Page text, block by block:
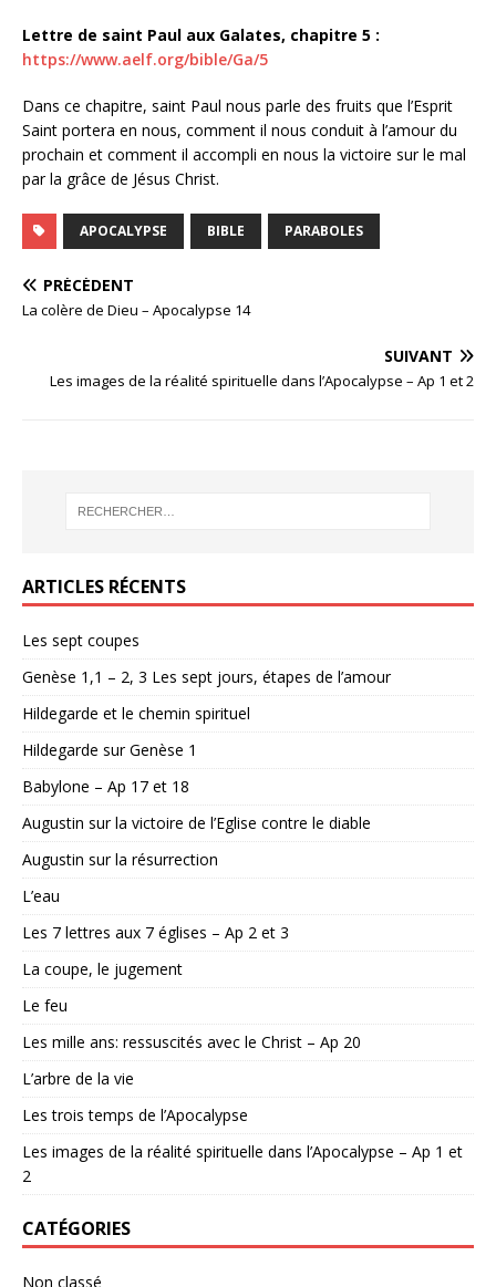
Lettre de saint Paul aux Galates, chapitre 5 :
https://www.aelf.org/bible/Ga/5
Dans ce chapitre, saint Paul nous parle des fruits que l’Esprit
Saint portera en nous, comment il nous conduit à l’amour du
prochain et comment il accompli en nous la victoire sur le mal
par la grâce de Jésus Christ.
APOCALYPSE BIBLE PARABOLES
PRÉCÉDENT
La colère de Dieu – Apocalypse 14
SUIVANT
Les images de la réalité spirituelle dans l’Apocalypse – Ap 1 et 2
ARTICLES RÉCENTS
Les sept coupes
Genèse 1,1 – 2, 3 Les sept jours, étapes de l’amour
Hildegarde et le chemin spirituel
Hildegarde sur Genèse 1
Babylone – Ap 17 et 18
Augustin sur la victoire de l’Eglise contre le diable
Augustin sur la résurrection
L’eau
Les 7 lettres aux 7 églises – Ap 2 et 3
La coupe, le jugement
Le feu
Les mille ans: ressuscités avec le Christ – Ap 20
L’arbre de la vie
Les trois temps de l’Apocalypse
Les images de la réalité spirituelle dans l’Apocalypse – Ap 1 et
2
CATÉGORIES
Non classé